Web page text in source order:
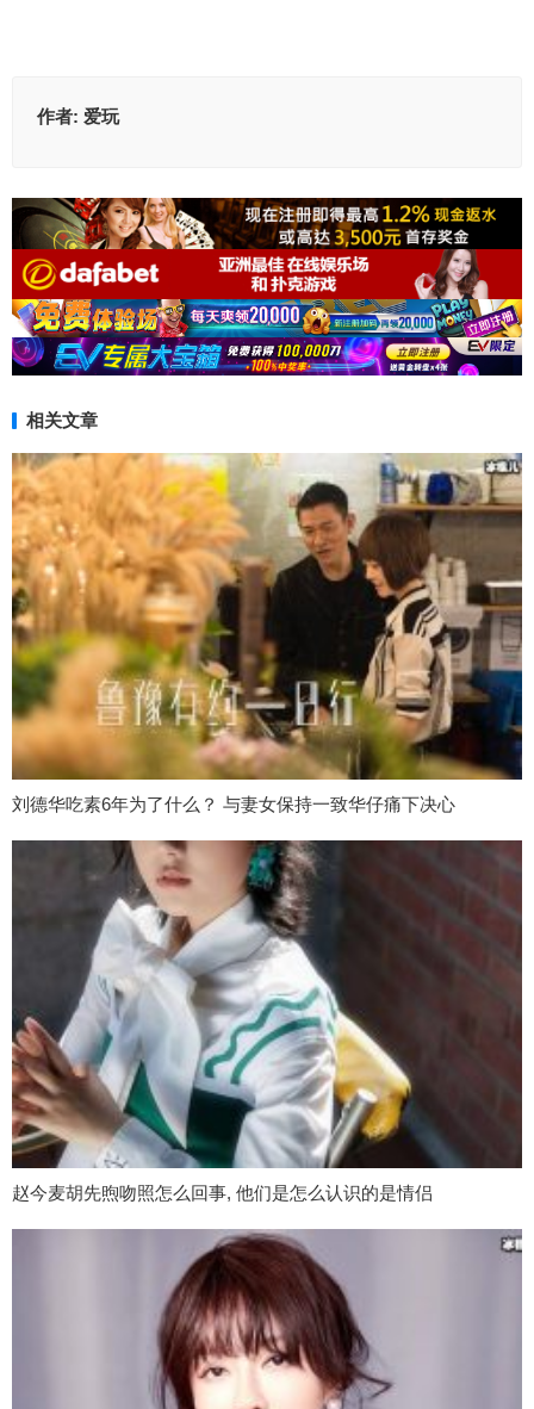
作者: 爱玩
相关文章
刘德华吃素6年为了什么？ 与妻女保持一致华仔痛下决心
赵今麦胡先煦吻照怎么回事, 他们是怎么认识的是情侣